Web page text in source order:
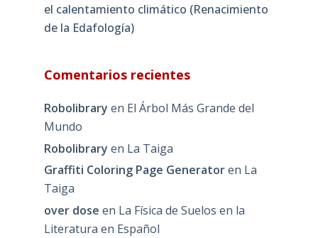
el calentamiento climático (Renacimiento
de la Edafología)
Comentarios recientes
Robolibrary en El Árbol Más Grande del
Mundo
Robolibrary en La Taiga
Graffiti Coloring Page Generatoren La
Taiga
over dose en La Física de Suelos en la
Literatura en Español